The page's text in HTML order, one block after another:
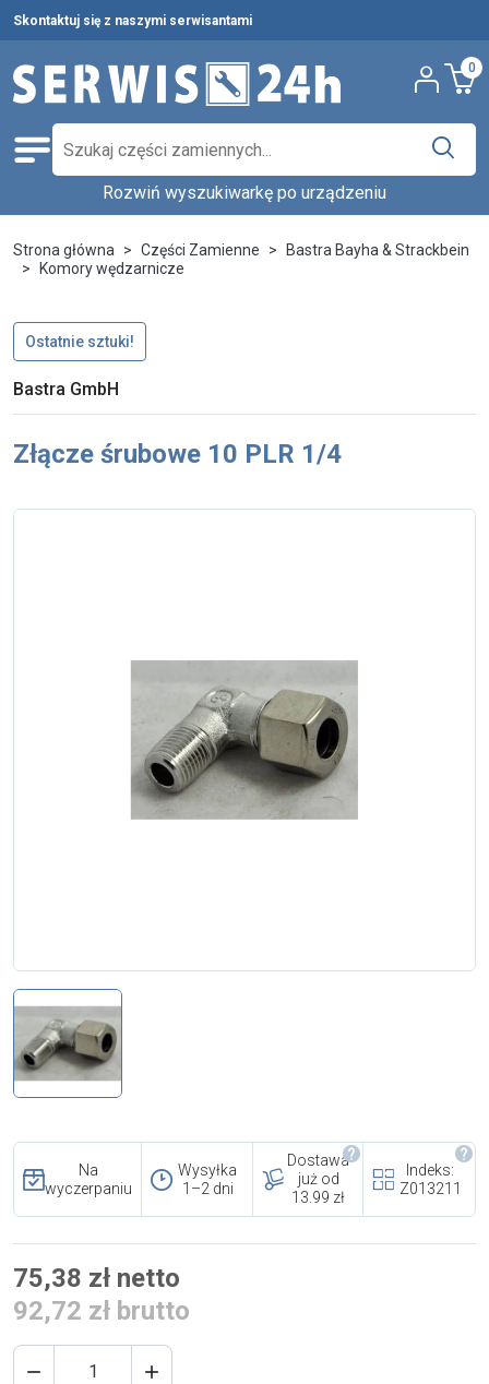
Skontaktuj się z naszymi serwisantami
0
Części zamienne
Pełna oferta
Środki czystości
Nowości
Ostatnie sztuki
Serwis urządzeń
Wynajem urządzeń
Najpopularniejsi
Dowiedz się więcej
Polityka prywatności
i cookies
Skontaktuj się z nami
EFA: Historia i oferta
urządzeń dla przetwórstwa
mięsnego
aby znaleźć części w katalogu.
Wybierz model...
Rozwiń wyszukiwarkę po urządzeniu
Strona główna Części Zamienne
Bastra Bayha & Strackbein
Komory wędzarnicze
Ostatnie sztuki!
Bastra GmbH
Złącze śrubowe 10 PLR 1/4
Na
wyczerpaniu
Wysyłka
1–2 dni
Dostawa
już od
13.99 zł
Indeks:
Z013211
75,38 zł netto
92,72 zł brutto
 